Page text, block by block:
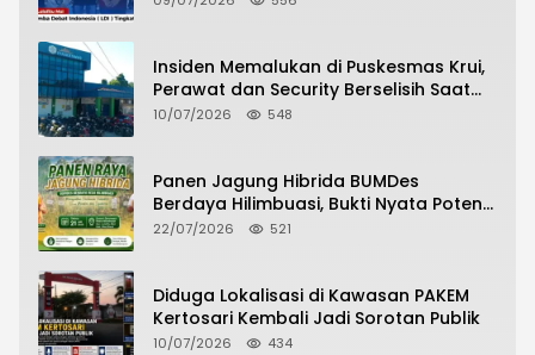
Insiden Memalukan di Puskesmas Krui,
Perawat dan Security Berselisih Saat
Pelayanan Pasien Berlangsung
10/07/2026 548
Panen Jagung Hibrida BUMDes
Berdaya Hilimbuasi, Bukti Nyata Potensi
Pertanian Desa
22/07/2026 521
Diduga Lokalisasi di Kawasan PAKEM
Kertosari Kembali Jadi Sorotan Publik
10/07/2026 434